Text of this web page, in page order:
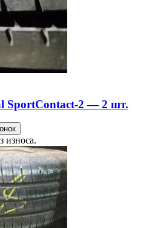
SportContact-2 — 2 шт.
износа.